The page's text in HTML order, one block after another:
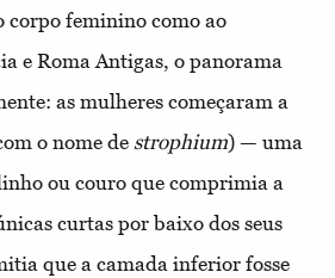
corpo feminino como ao
e Roma Antigas, o panorama
as mulheres começaram a
o nome destrophium) — uma
ou couro que comprimia a
curtas por baixo dos seus
que a camada inferior fosse